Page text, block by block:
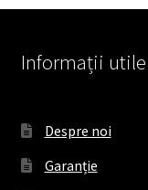
Informații utile
Despre noi
Garanție